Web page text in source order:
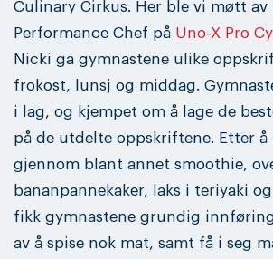
Culinary Cirkus. Her ble vi møtt
Performance Chef på Uno-X Pro
Nicki ga gymnastene ulike
frokost, lunsj og middag.
i lag, og kjempet om å lage de
på de utdelte oppskriftene. Etter å
gjennom blant annet smoothie,
bananpannekaker, laks i teriyaki
fikk gymnastene grundig
av å spise nok mat, samt få i seg